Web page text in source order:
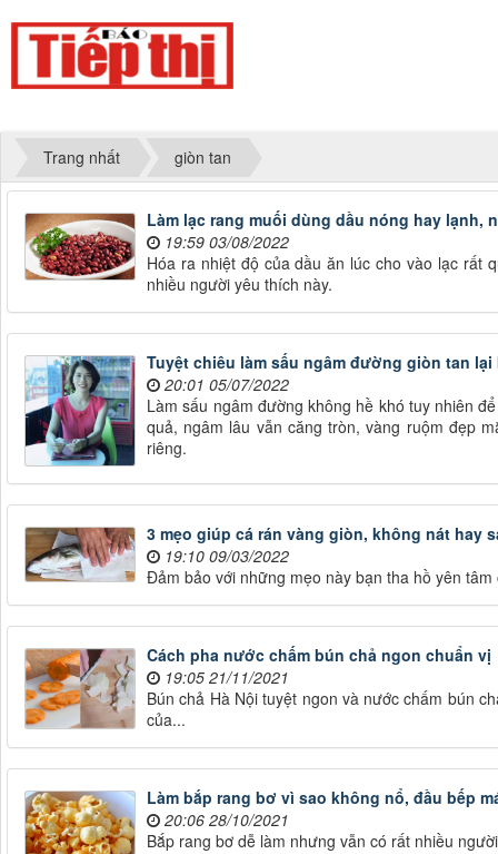
Trang nhất giòn tan
Làm lạc rang muối dùng dầu nóng hay
19:59 03/08/2022
Hóa ra nhiệt độ của dầu ăn lúc cho vào lạc rất
nhiều người yêu thích này.
Tuyệt chiêu làm sấu ngâm đường giòn tan
20:01 05/07/2022
Làm sấu ngâm đường không hề khó tuy nhiên
quả, ngâm lâu vẫn căng tròn, vàng ruộm đẹp
riêng.
3 mẹo giúp cá rán vàng giòn, không nát hay
19:10 09/03/2022
Đảm bảo với những mẹo này bạn tha hồ yên
Cách pha nước chấm bún chả ngon chuẩn vị
19:05 21/11/2021
Bún chả Hà Nội tuyệt ngon và nước chấm bún
của...
Làm bắp rang bơ vì sao không nổ, đầu bếp
20:06 28/10/2021
Bắp rang bơ dễ làm nhưng vẫn có rất nhiều